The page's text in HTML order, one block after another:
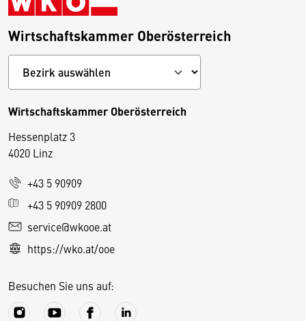
Wirtschaftskammer Oberösterreich
Wirtschaftskammer Oberösterreich
Hessenplatz 3
4020 Linz
+43 5 90909
+43 5 90909 2800
service@wkooe.at
https://wko.at/ooe
Besuchen Sie uns auf:
D
e
s
S
e